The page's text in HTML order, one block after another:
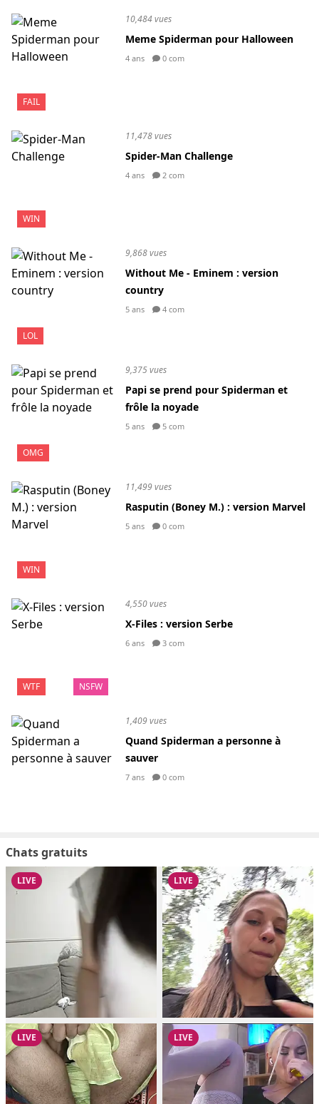
FAIL
10,484 vues
Meme Spiderman pour Halloween
4 ans 0 com
WIN
11,478 vues
Spider-Man Challenge
4 ans 2 com
LOL
9,868 vues
Without Me - Eminem : version
country
5 ans 4 com
OMG
9,375 vues
Papi se prend pour Spiderman et
frôle la noyade
5 ans 5 com
WIN
11,499 vues
Rasputin (Boney M.) : version Marvel
5 ans 0 com
WTF NSFW
4,550 vues
X-Files : version Serbe
6 ans 3 com
1,409 vues
Quand Spiderman a personne à
sauver
7 ans 0 com
Chats gratuits